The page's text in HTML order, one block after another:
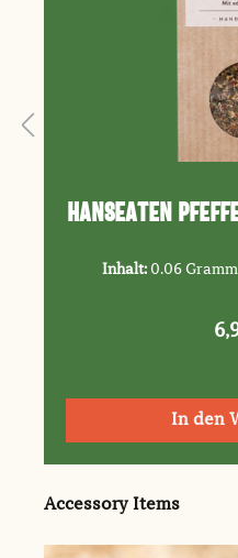
Hanseaten
Inhalt: 0.06 Gramm
In den
Produktgalerie
Accessory Items